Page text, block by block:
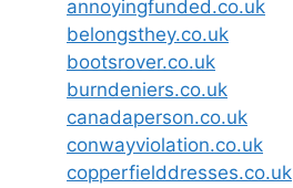
annoyingfunded.co.uk
belongsthey.co.uk
bootsrover.co.uk
burndeniers.co.uk
canadaperson.co.uk
conwayviolation.co.uk
copperfielddresses.co.uk